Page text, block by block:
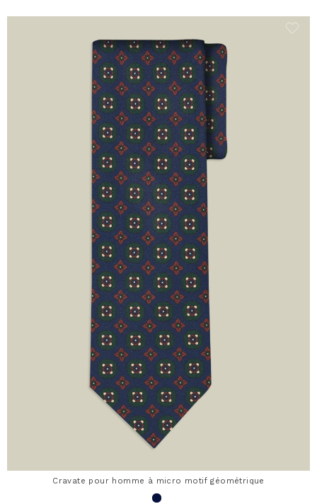
Cravate pour homme à micro motif géométrique